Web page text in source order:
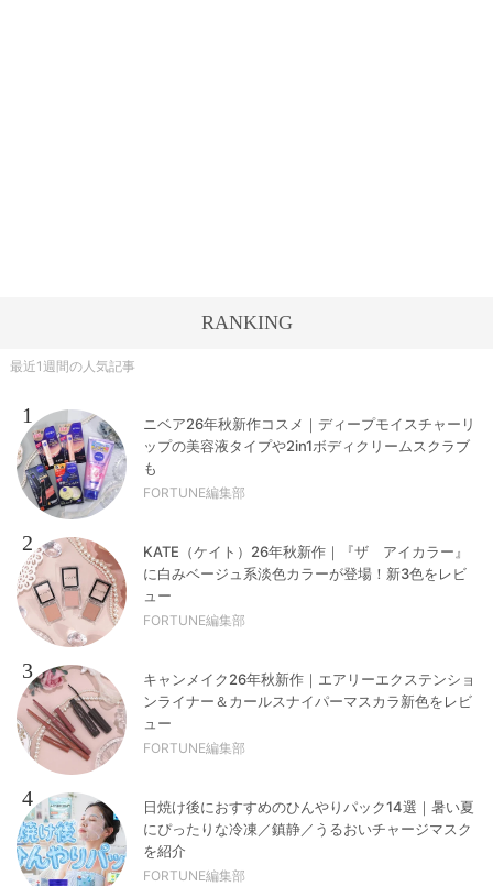
RANKING
最近1週間の人気記事
1
ニベア26年秋新作コスメ｜ディープモイスチャーリ
ップの美容液タイプや2in1ボディクリームスクラブ
も
FORTUNE編集部
2
KATE（ケイト）26年秋新作｜『ザ アイカラー』
に白みベージュ系淡色カラーが登場！新3色をレビ
ュー
FORTUNE編集部
3
キャンメイク26年秋新作｜エアリーエクステンショ
ンライナー＆カールスナイパーマスカラ新色をレビ
ュー
FORTUNE編集部
4
日焼け後におすすめのひんやりパック14選｜暑い夏
にぴったりな冷凍／鎮静／うるおいチャージマスク
を紹介
FORTUNE編集部